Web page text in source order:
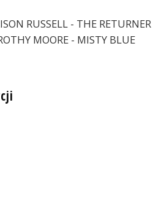
RUSSELL - THE RETURNER
MOORE - MISTY BLUE